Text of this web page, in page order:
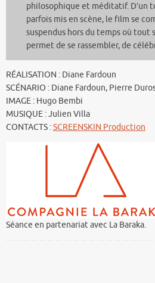
philosophique et méditatif. D’un
parfois mis en scène, le film se
suspendus hors du temps où tout
permet de se rassembler, de
RÉALISATION : Diane Fardoun
SCÉNARIO : Diane Fardoun, Pierre
IMAGE : Hugo Bembi
MUSIQUE : Julien Villa
CONTACTS :SCREENSKIN Production
Séance en partenariat avec La Baraka.